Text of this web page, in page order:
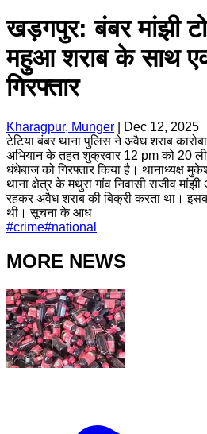
खड़गपुर: बंबर मांझी
महुआ शराब के साथ
गिरफ्तार
Kharagpur, Munger
Dec 12, 2025
टेटिया बंबर थाना पुलिस ने अवैध शराब
अभियान के तहत शुक्रवार 12 pm को 20
धंधेबाज को गिरफ्तार किया है। थानाध्यक्ष
थाना क्षेत्र के मथुरा गांव निवासी राजीव
रहकर अवैध शराब की बिक्री करता था।
थी। सूचना के आध
#crime#national
MORE NEWS